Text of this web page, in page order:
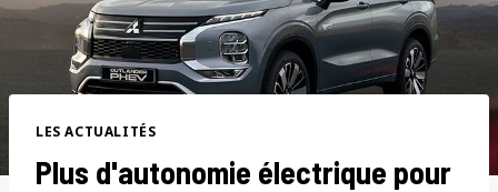
LES ACTUALITÉS
Plus d'autonomie électrique pour